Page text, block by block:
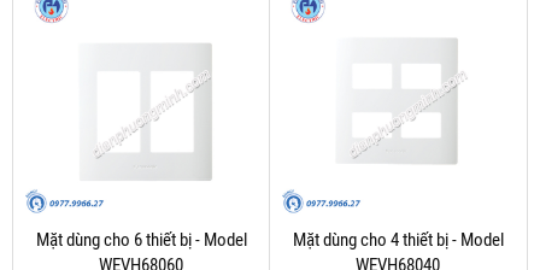
Mặt dùng cho 6 thiết bị - Model
WEVH68060
Mặt dùng cho 4 thiết bị - Model
WEVH68040